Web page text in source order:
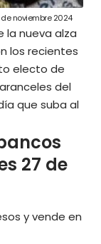
noviembre 2024
la nueva alza
los recientes
electo de
del
que suba al
27 de
y vende en